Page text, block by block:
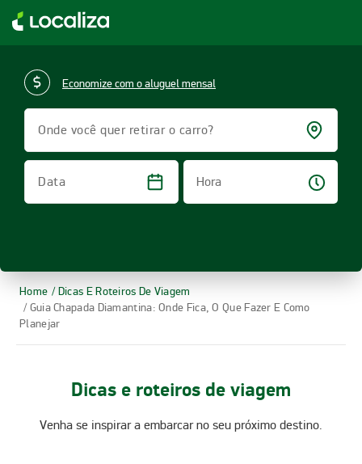
LOCALIZA ALUGUEL DE CARROS | LOCALIZA
Onde você quer retirar o carro?
Data
Hora
Economize com o aluguel mensal
Home / Dicas E Roteiros De Viagem
/ Guia Chapada Diamantina: Onde Fica, O Que Fazer E Como
Planejar
Dicas e roteiros de viagem
Venha se inspirar a embarcar no seu próximo destino.